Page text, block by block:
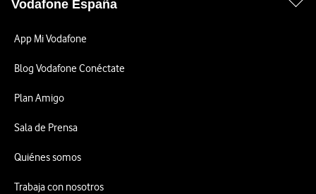
Vodafone España
App Mi Vodafone
Blog Vodafone Conéctate
Plan Amigo
Sala de Prensa
Quiénes somos
Trabaja con nosotros